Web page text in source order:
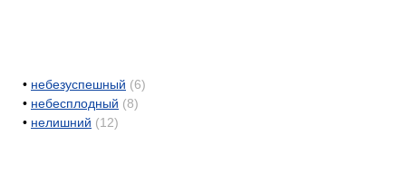
• небезуспешный (6)
• небесплодный (8)
• нелишний (12)